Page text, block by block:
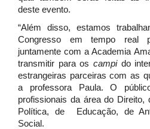
deste evento.
“Além disso, estamos
Congresso em tempo real
juntamente com a Academia
transmitir para os campido
estrangeiras parceiras com as
a professora Paula. O
profissionais da área do Direito,
Política, de Educação, de
Social.